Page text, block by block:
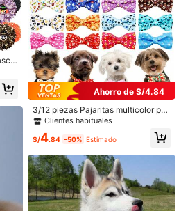
Multicolor / Talla: Estilo aleatorio - 3 piezas
.
Útil (0)
Multicolor / Talla: Estilo aleatorio - 3 piezas
p
a
Ahorro de S/4.84
3/12 piezas Pajaritas multicolor par
a mascotas - Adorables estampado
patrones impresos, adecuados para
cumpleaños de mascotas o celebra
ciones de festivales, accesorio de
moda
Clientes habituales
S/4.84 -50% Estimado